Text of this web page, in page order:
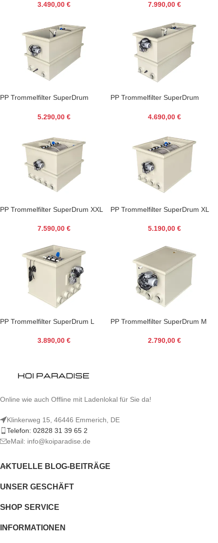
3.490,00 €
7.990,00 €
PP Trommelfilter SuperDrum
5.290,00 €
PP Trommelfilter SuperDrum
4.690,00 €
PP Trommelfilter SuperDrum XXL
7.590,00 €
PP Trommelfilter SuperDrum XL
5.190,00 €
PP Trommelfilter SuperDrum L
3.890,00 €
PP Trommelfilter SuperDrum M
2.790,00 €
Online wie auch Offline mit Ladenlokal für Sie da!
Klinkerweg 15, 46446 Emmerich, DE
Telefon: 02828 31 39 65 2
eMail: info@koiparadise.de
AKTUELLE BLOG-BEITRÄGE
UNSER GESCHÄFT
SHOP SERVICE
INFORMATIONEN